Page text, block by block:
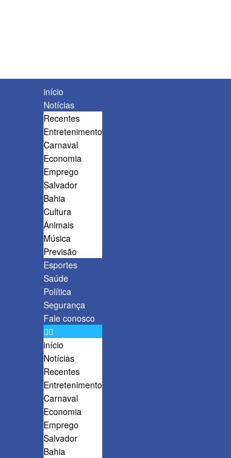
início
Notícias
Recentes
Entretenimento
Carnaval
Economia
Emprego
Salvador
Bahia
Cultura
Animais
Música
Previsão
Esportes
Saúde
Política
Segurança
Fale conosco
início
Notícias
Recentes
Entretenimento
Carnaval
Economia
Emprego
Salvador
Bahia